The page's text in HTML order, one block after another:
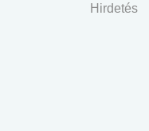
Hirdetés